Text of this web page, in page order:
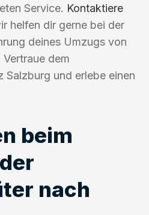
Service. Kontaktiere
helfen dir gerne bei der
deines Umzugs von
dem
Salzburg und erlebe einen
beim
nach